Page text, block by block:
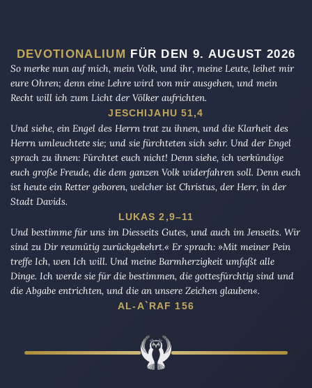
DEVOTIONALIUM FÜR DEN 9. AUGUST 2026
So merke nun auf mich, mein Volk, und ihr, meine Leute, leihet mir
eure Ohren; denn eine Lehre wird von mir ausgehen, und mein
Recht will ich zum Licht der Völker aufrichten.
JESCHIJAHU 51,4
Und siehe, ein Engel des Herrn trat zu ihnen, und die Klarheit des
Herrn umleuchtete sie; und sie fürchteten sich sehr. Und der Engel
sprach zu ihnen: Fürchtet euch nicht! Denn siehe, ich verkündige
euch große Freude, die dem ganzen Volk widerfahren soll. Denn euch
ist heute ein Retter geboren, welcher ist Christus, der Herr, in der
Stadt Davids.
LUKAS 2,9–11
Und bestimme für uns im Diesseits Gutes, und auch im Jenseits. Wir
sind zu Dir reumütig zurückgekehrt.« Er sprach: »Mit meiner Pein
treffe Ich, wen Ich will. Und meine Barmherzigkeit umfaßt alle
Dinge. Ich werde sie für die bestimmen, die gottesfürchtig sind und
die Abgabe entrichten, und die an unsere Zeichen glauben«.
AL-A`RAF 156